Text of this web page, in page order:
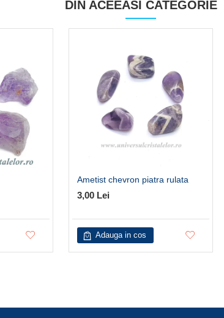
DIN ACEEASI CATEGORIE
Ametist chevron piatra rulata
3,00 Lei
Adauga in cos